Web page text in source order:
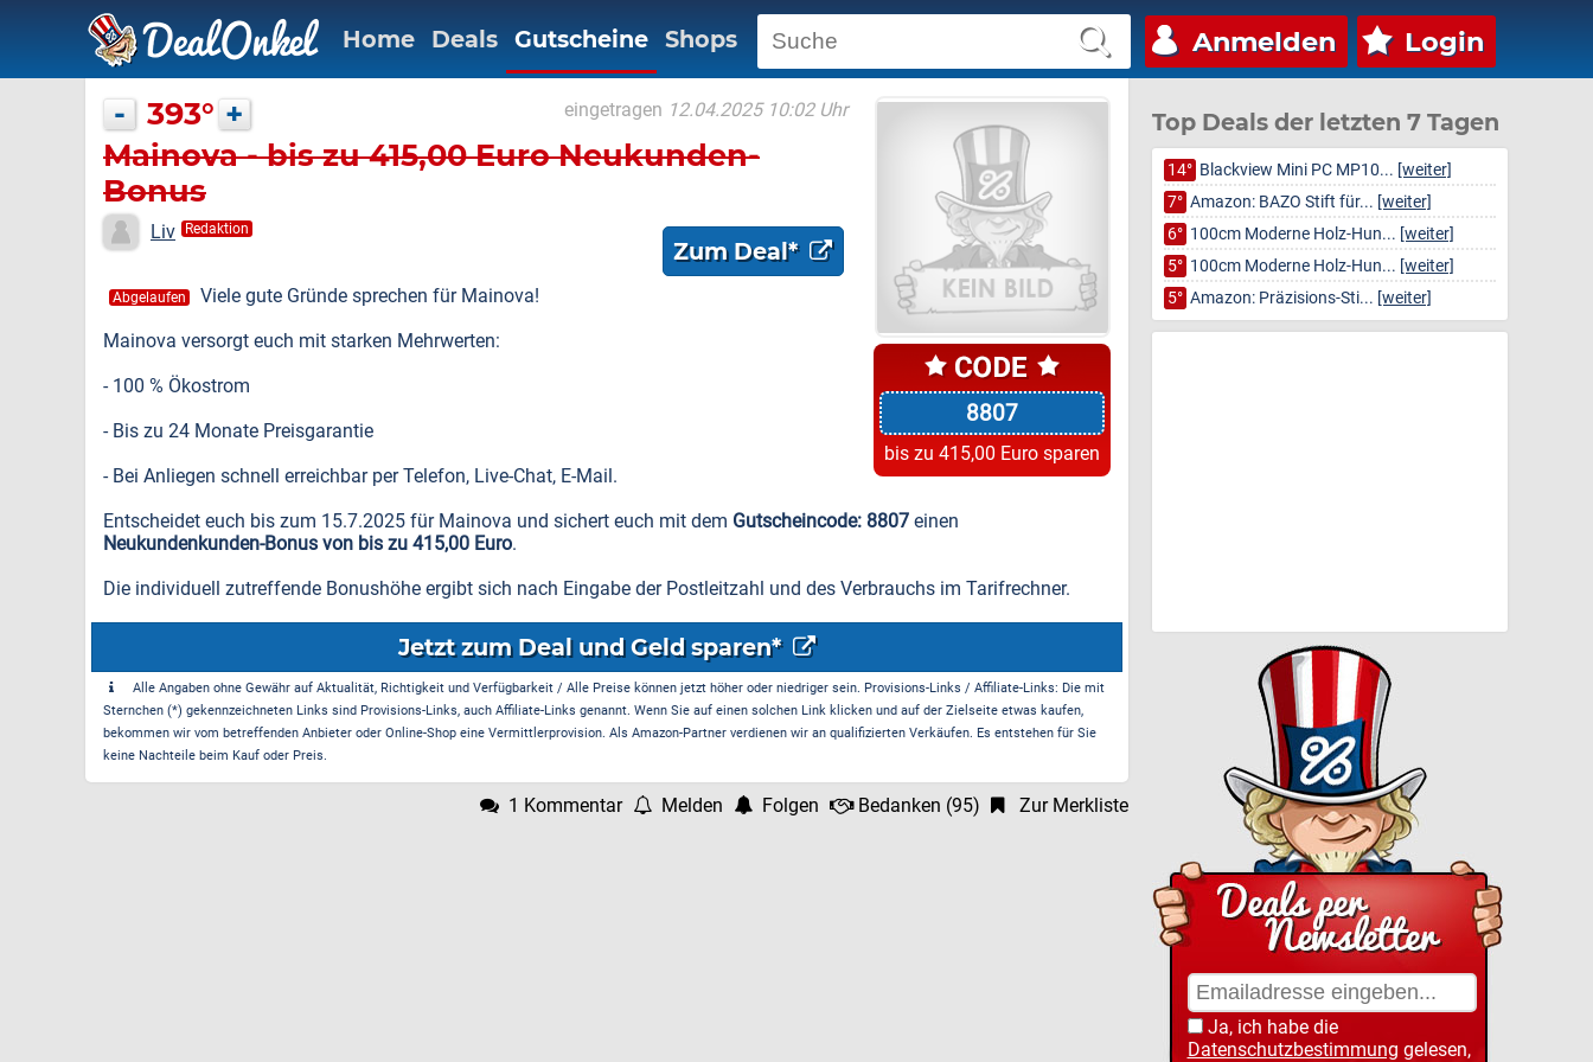
Anmelden Login
Home Deals Gutscheine Shops
8807
bis zu 415,00 Euro sparen
- 393° + eingetragen 12.04.2025 10:02 Uhr
Mainova - bis zu 415,00 Euro Neukunden-
Bonus
Liv Redaktion
Zum Deal*
Abgelaufen
Viele gute Gründe sprechen für Mainova!
Mainova versorgt euch mit starken Mehrwerten:
- 100 % Ökostrom
- Bis zu 24 Monate Preisgarantie
- Bei Anliegen schnell erreichbar per Telefon, Live-Chat, E-Mail.
Entscheidet euch bis zum 15.7.2025 für Mainova und sichert euch mit dem Gutscheincode: 8807 einen
Neukundenkunden-Bonus von bis zu 415,00 Euro.
Die individuell zutreffende Bonushöhe ergibt sich nach Eingabe der Postleitzahl und des Verbrauchs im Tarifrechner.
Jetzt zum Deal und Geld sparen*
Alle Angaben ohne Gewähr auf Aktualität, Richtigkeit und Verfügbarkeit / Alle Preise können jetzt höher oder niedriger sein. Provisions-Links / Affiliate-Links: Die mit
Sternchen (*) gekennzeichneten Links sind Provisions-Links, auch Affiliate-Links genannt. Wenn Sie auf einen solchen Link klicken und auf der Zielseite etwas kaufen,
bekommen wir vom betreffenden Anbieter oder Online-Shop eine Vermittlerprovision. Als Amazon-Partner verdienen wir an qualifizierten Verkäufen. Es entstehen für Sie
keine Nachteile beim Kauf oder Preis.
1 Kommentar Melden Folgen Bedanken (95) Zur Merkliste
Top Deals der letzten 7 Tagen
14° Blackview Mini PC MP10... [weiter]
7° Amazon: BAZO Stift für... [weiter]
6° 100cm Moderne Holz-Hun... [weiter]
5° 100cm Moderne Holz-Hun... [weiter]
5° Amazon: Präzisions-Sti... [weiter]
Ja, ich habe die
Datenschutzbestimmung gelesen,